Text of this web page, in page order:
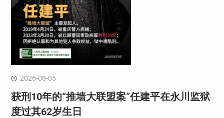
2026-08-05
获刑10年的“推墙大联盟案”任建平在永川监狱
度过其62岁生日